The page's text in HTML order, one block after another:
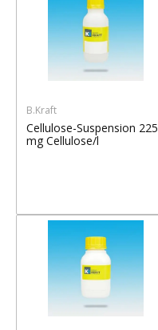
B.Kraft
Cellulose-Suspension 225
mg Cellulose/l